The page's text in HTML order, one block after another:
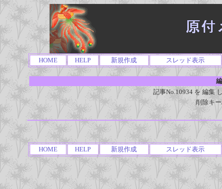
HOME HELP 新規作成 スレッド表示
記事No.10934 を 編集
削除キ
HOME HELP 新規作成 スレッド表示